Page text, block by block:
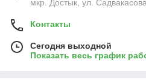
мкр. Достык, ул.
Контакты
Сегодня выходной
Показать весь график